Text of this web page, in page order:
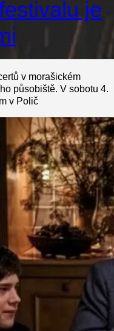
je
v morašickém
působiště. V sobotu 4.
v Polič